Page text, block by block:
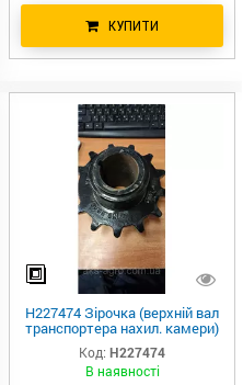
КУПИТИ
H227474 Зірочка (верхній вал
транспортера нахил. камери)
Бразилія HXE123463
Код: H227474
В наявності